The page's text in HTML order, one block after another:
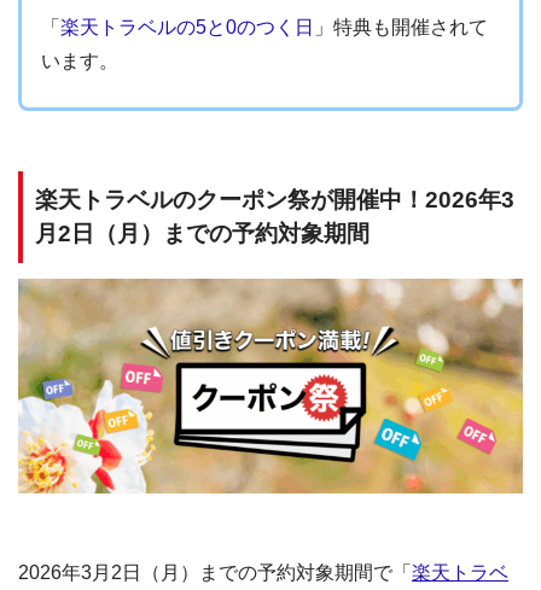
「 楽天トラベルの5と0のつく日 」特典も開催されて
います。
楽天トラベルのクーポン祭が開催中！2026年3
月2日（月）までの予約対象期間
2026年3月2日（月）までの予約対象期間で「 楽天トラベ